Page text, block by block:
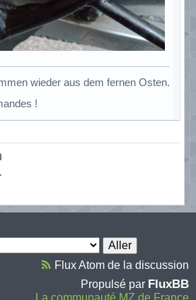
wieder aus dem fernen Osten.
!
Flux Atom de la discussion
Propulsé par FluxBB